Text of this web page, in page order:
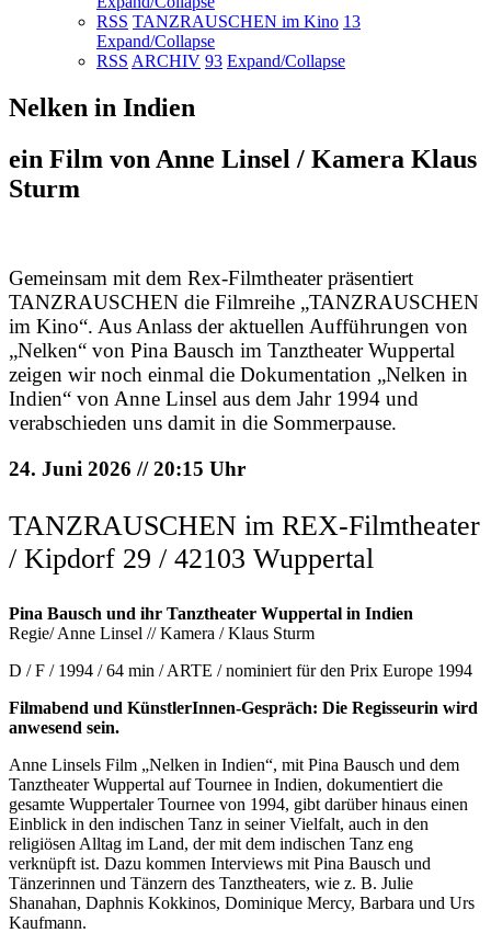
RSS TANZRAUSCHEN im Kino 13
Expand/Collapse
RSS ARCHIV 93 Expand/Collapse
Nelken in Indien
ein Film von Anne Linsel / Kamera Klaus
Sturm
Gemeinsam mit dem Rex-Filmtheater präsentiert
TANZRAUSCHEN die Filmreihe „TANZRAUSCHEN
im Kino“. Aus Anlass der aktuellen Aufführungen von
„Nelken“ von Pina Bausch im Tanztheater Wuppertal
zeigen wir noch einmal die Dokumentation „Nelken in
Indien“ von Anne Linsel aus dem Jahr 1994 und
verabschieden uns damit in die Sommerpause.
24. Juni 2026 // 20:15 Uhr
TANZRAUSCHEN im REX-Filmtheater
/ Kipdorf 29 / 42103 Wuppertal
Pina Bausch und ihr Tanztheater Wuppertal in Indien
Regie/ Anne Linsel // Kamera / Klaus Sturm
D / F / 1994 / 64 min / ARTE / nominiert für den Prix Europe 1994
Filmabend und KünstlerInnen-Gespräch: Die Regisseurin wird
anwesend sein.
Anne Linsels Film „Nelken in Indien“, mit Pina Bausch und dem
Tanztheater Wuppertal auf Tournee in Indien, dokumentiert die
gesamte Wuppertaler Tournee von 1994, gibt darüber hinaus einen
Einblick in den indischen Tanz in seiner Vielfalt, auch in den
religiösen Alltag im Land, der mit dem indischen Tanz eng
verknüpft ist. Dazu kommen Interviews mit Pina Bausch und
Tänzerinnen und Tänzern des Tanztheaters, wie z. B. Julie
Shanahan, Daphnis Kokkinos, Dominique Mercy, Barbara und Urs
Kaufmann.